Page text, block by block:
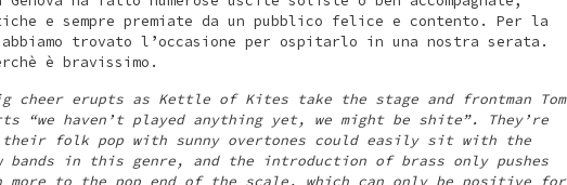
e sempre premiate da un pubblico felice e contento. Per la
trovato l’occasione per ospitarlo in una nostra serata.
è bravissimo.
cheer erupts as Kettle of Kites take the stage and frontman Tom
“we haven’t played anything yet, we might be shite”. They’re
their folk pop with sunny overtones could easily sit with the
bands in this genre, and the introduction of brass only pushes
more to the pop end of the scale, which can only be positive for